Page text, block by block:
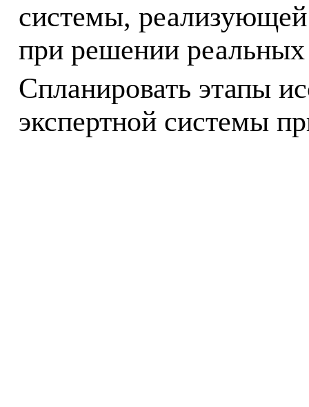
системы,
при решении реальных
Спланировать этапы
экспертной системы